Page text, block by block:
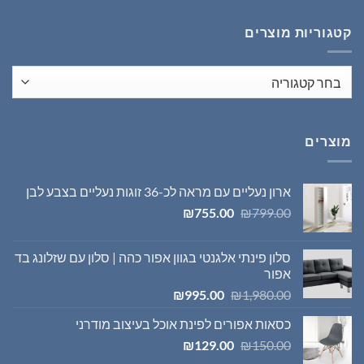
קטגוריות מוצרים
מוצרים
ארון נעליים עם מראה לכ-36 זוגות נעליים בצבע לבן
₪799.00
המחיר
₪799.00.
₪755.00
המחיר
₪755.00.
סלון פינתי אלגנטי בגוון אפור כהה | סלון עם שזלונג בד
אפור
₪1,980.00
המחיר
היה:
₪1,980.00.
₪995.00
המחיר
הוא:
כסאות אפורים לפינת אוכל בעיצוב מודרני
₪150.00
המחיר ₪129.00
המחיר